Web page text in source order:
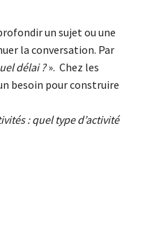
un sujet ou une
la conversation. Par
délai ?». Chez les
besoin pour construire
: quel type d’activité